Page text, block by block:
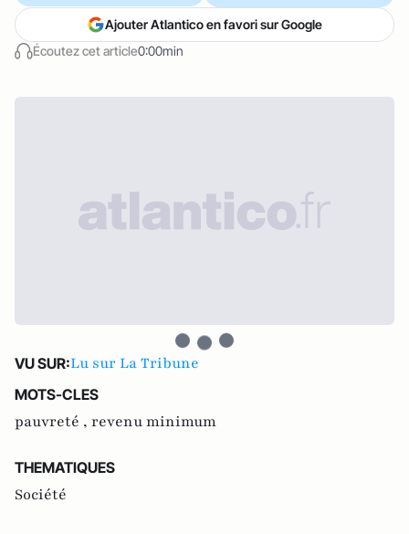
Écoutez cet article0:00min
Ajouter Atlantico en favori sur Google
VU SUR:Lu sur La Tribune
MOTS-CLES
pauvreté , revenu minimum
THEMATIQUES
Société